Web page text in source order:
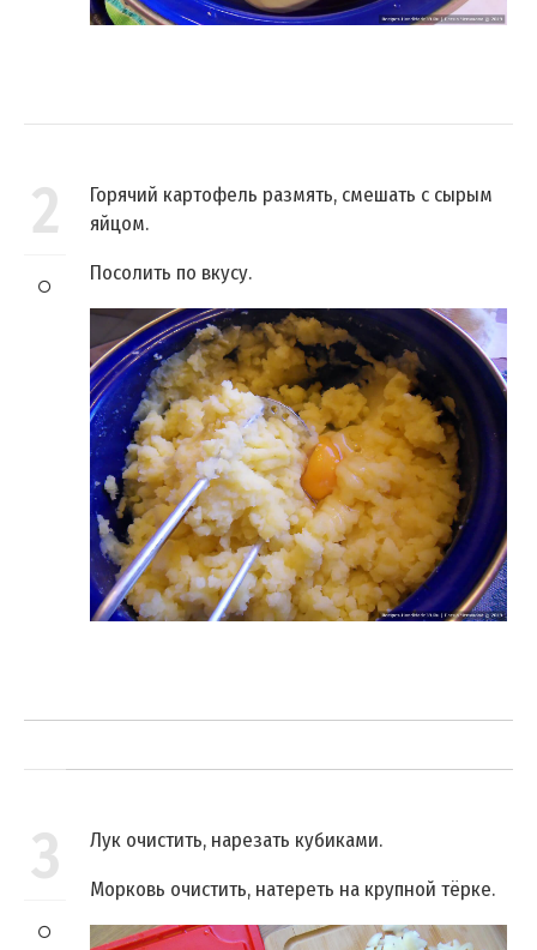
2
Горячий картофель размять, смешать с сырым
яйцом.
Посолить по вкусу.
3
Лук очистить, нарезать кубиками.
Морковь очистить, натереть на крупной тёрке.